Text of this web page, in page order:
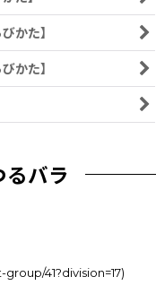
るバラ
41?division=17)
かた】
かた】